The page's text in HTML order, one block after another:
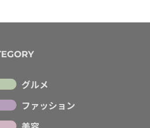
グルメ
ファッション